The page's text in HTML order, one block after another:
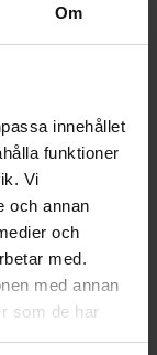
Om
innehållet
funktioner
Vi
och annan
och
med.
med annan
som de har
bygger upp